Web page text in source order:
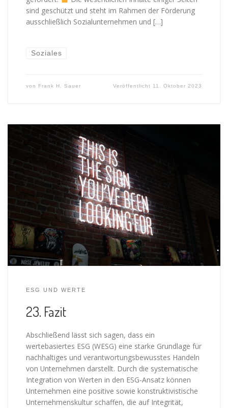
sind geschützt und steht im Rahmen der Förderung
ausschließlich Sozialunternehmen und […]
Soziales
von Frank H. Sauer Veröffentlicht 11. Oktober 2023
ESG UND WERTE
23. Fazit
Abschließend lässt sich sagen, dass ein
wertebasiertes ESG (WESG) eine starke Grundlage für
nachhaltiges und verantwortungsbewusstes Handeln
von Unternehmen darstellt. Durch die systematische
Integration von Werten in den ESG-Ansatz können
Unternehmen eine positive sowie konstruktivistische
Unternehmenskultur schaffen, die auf Integrität,